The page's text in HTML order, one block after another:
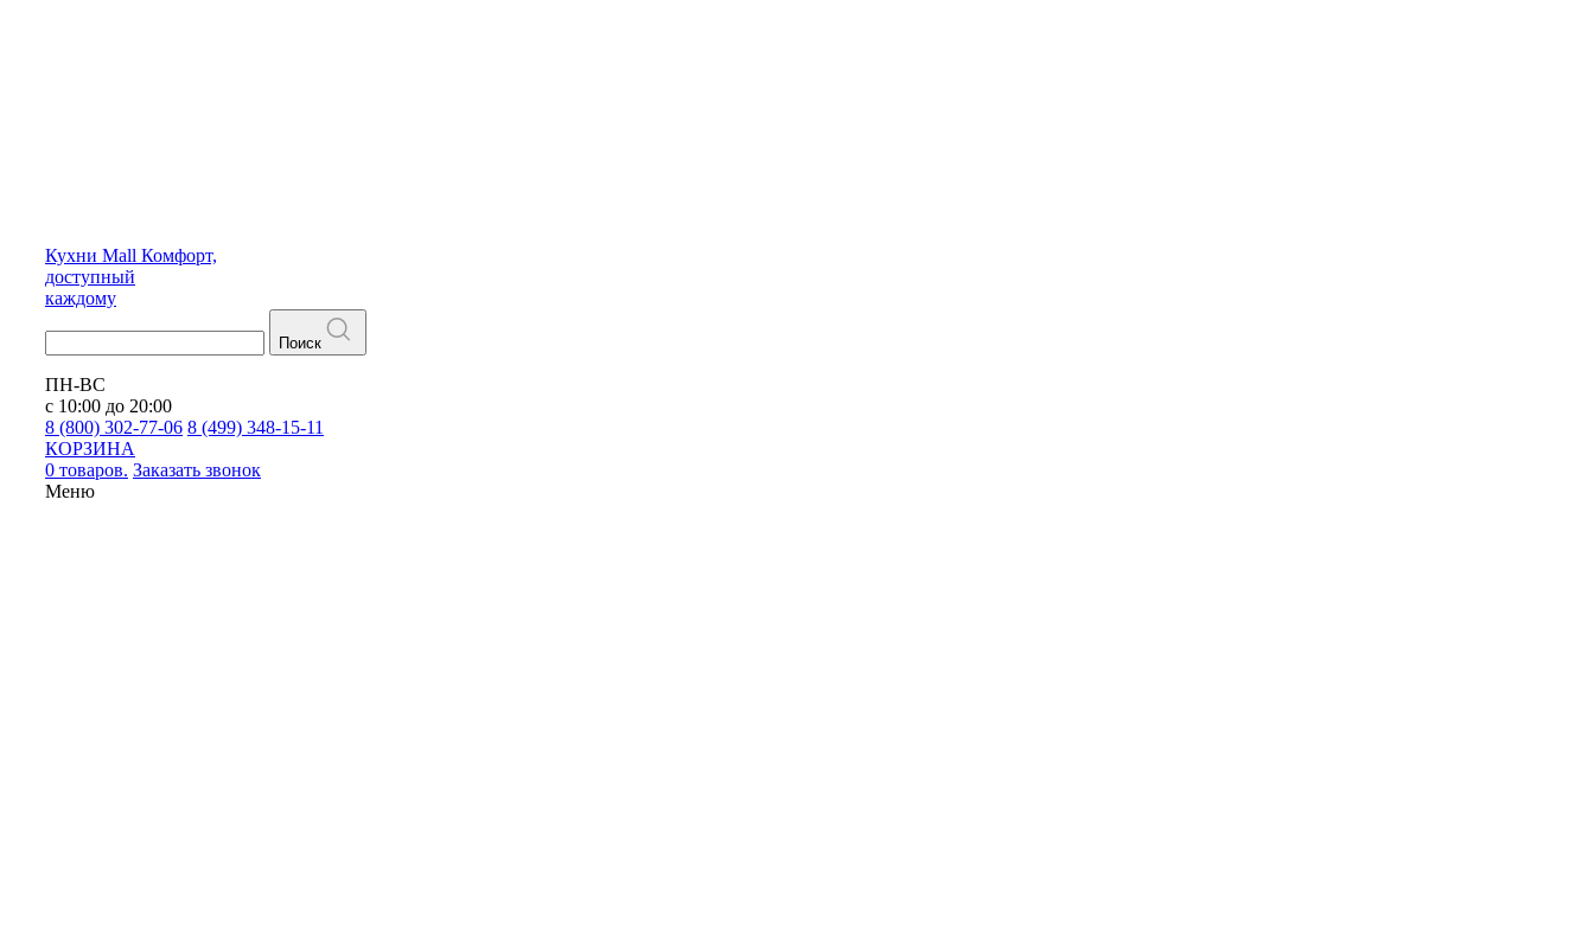
Кухни Mall Комфорт,
доступный
каждому
Поиск
ПН-ВС
с 10:00 до 20:00
8 (800) 302-77-06 8 (499) 348-15-11
КОРЗИНА
0 товаров. Заказать звонок
Меню